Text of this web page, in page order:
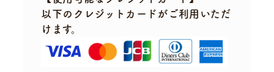
以下のクレジットカードがご利用いただ
けます。